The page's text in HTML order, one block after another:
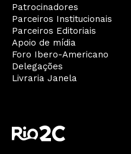
Patrocinadores
Parceiros Institucionais
Parceiros Editoriais
Apoio de mídia
Foro Ibero-Americano
Delegações
Livraria Janela